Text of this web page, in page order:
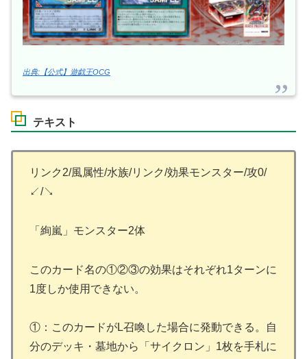
出典:【公式】遊戯王OCG
テキスト
リンク2/風属性/水族/リンク/効果モンスター/攻0/
↙/↘
「絢嵐」モンスター2体
このカード名の①②③の効果はそれぞれ1ターンに
1度しか使用できない。
①：このカードがL召喚した場合に発動できる。自
分のデッキ・墓地から「サイクロン」1枚を手札に